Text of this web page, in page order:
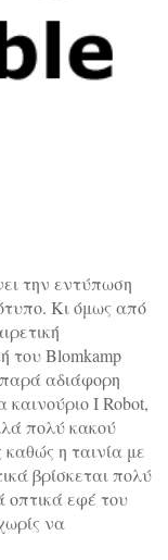
την εντύπωση
Κι όμως από
του Blomkamp
αδιάφορη
καινούριο I Robot,
πολύ κακού
η ταινία με
βρίσκεται πολύ
οπτικά εφέ του
να